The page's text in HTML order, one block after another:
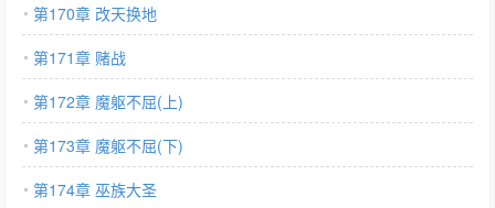
第170章 改天换地
第171章 赌战
第172章 魔躯不屈(上)
第173章 魔躯不屈(下)
第174章 巫族大圣